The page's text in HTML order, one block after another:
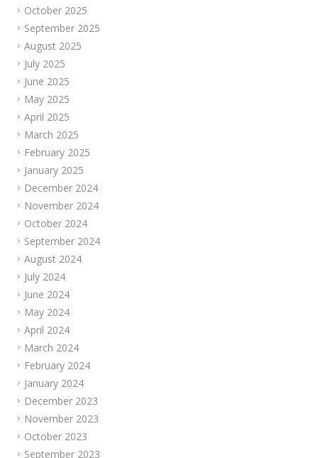
October 2025
September 2025
August 2025
July 2025
June 2025
May 2025
April 2025
March 2025
February 2025
January 2025
December 2024
November 2024
October 2024
September 2024
August 2024
July 2024
June 2024
May 2024
April 2024
March 2024
February 2024
January 2024
December 2023
November 2023
October 2023
September 2023